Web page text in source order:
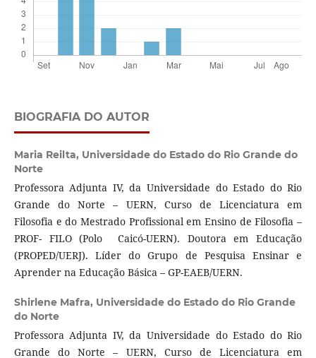
BIOGRAFIA DO AUTOR
Maria Reilta, Universidade do Estado do Rio Grande do
Norte
Professora Adjunta IV, da Universidade do Estado do Rio
Grande do Norte – UERN, Curso de Licenciatura em
Filosofia e do Mestrado Profissional em Ensino de Filosofia –
PROF- FILO (Polo Caicó-UERN). Doutora em Educação
(PROPED/UERJ). Líder do Grupo de Pesquisa Ensinar e
Aprender na Educação Básica – GP-EAEB/UERN.
Shirlene Mafra, Universidade do Estado do Rio Grande
do Norte
Professora Adjunta IV, da Universidade do Estado do Rio
Grande do Norte – UERN, Curso de Licenciatura em